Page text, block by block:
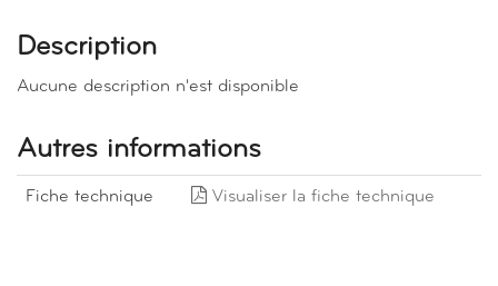
Description
Aucune description n'est disponible
Autres informations
Fiche technique Visualiser la fiche technique